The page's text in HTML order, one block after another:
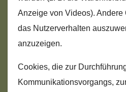
Anzeige von Videos).
das Nutzerverhalten
anzuzeigen.
Cookies, die zur
Kommunikationsvorgangs,